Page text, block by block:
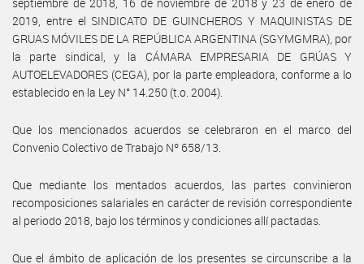
2019, entre el SINDICATO DE GUINCHEROS Y MAQUINISTAS DE
GRUAS MÓVILES DE LA REPÚBLICA ARGENTINA (SGYMGMRA), por
la parte sindical, y la CÁMARA EMPRESARIA DE GRÚAS Y
AUTOELEVADORES (CEGA), por la parte empleadora, conforme a lo
establecido en la Ley N° 14.250 (t.o. 2004).
Que los mencionados acuerdos se celebraron en el marco del
Convenio Colectivo de Trabajo Nº 658/13.
Que mediante los mentados acuerdos, las partes convinieron
recomposiciones salariales en carácter de revisión correspondiente
al periodo 2018, bajo los términos y condiciones allí pactadas.
Que el ámbito de aplicación de los presentes se circunscribe a la